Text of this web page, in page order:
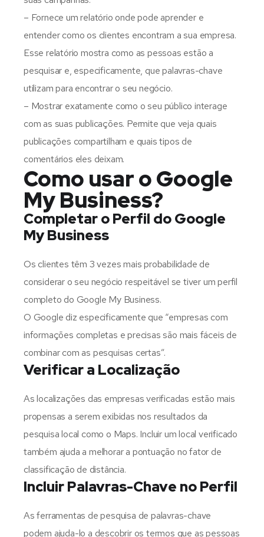
– Fornece um relatório onde pode aprender e
entender como os clientes encontram a sua empresa.
Esse relatório mostra como as pessoas estão a
pesquisar e, especificamente, que palavras-chave
utilizam para encontrar o seu negócio.
– Mostrar exatamente como o seu público interage
com as suas publicações. Permite que veja quais
publicações compartilham e quais tipos de
comentários eles deixam.
Como usar o Google
My Business?
Completar o Perfil do Google
My Business
Os clientes têm 3 vezes mais probabilidade de
considerar o seu negócio respeitável se tiver um perfil
completo do Google My Business.
O Google diz especificamente que “empresas com
informações completas e precisas são mais fáceis de
combinar com as pesquisas certas”.
Verificar a Localização
As localizações das empresas verificadas estão mais
propensas a serem exibidas nos resultados da
pesquisa local como o Maps. Incluir um local verificado
também ajuda a melhorar a pontuação no fator de
classificação de distância.
Incluir Palavras-Chave no Perfil
As ferramentas de pesquisa de palavras-chave
podem ajuda-lo a descobrir os termos que as pessoas